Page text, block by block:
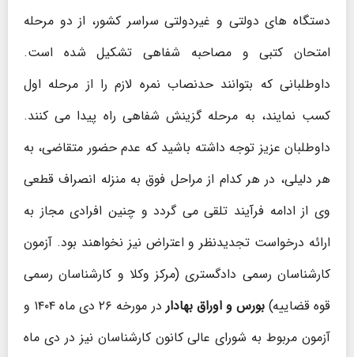
دستگاه های دولتی و غیردولتی سراسر کشور، از دو مرحله
امتحان کتبی و مصاحبه شفاهی تشکیل شده است.
داوطلبانی که بتوانند حدنصاب نمره لازم را از مرحله اول
کسب نمایند، به مرحله گزینش شفاهی راه پیدا می کنند.
داوطلبان عزیز توجه داشته باشید که عدم حضور متقاضی، به
هر دلیلی، در هر کدام از مراحل فوق به منزله انصراف قطعی
وی از ادامه فرآیند تلقی می گردد و چنین افرادی مجاز به
ارائه درخواست تجدیدنظر و اعتراض نیز نخواهند بود. آزمون
کارشناسان رسمی دادگستری (مرکز وکلا و کارشناسان رسمی
قوه قضاییه)بورس و اوراق بهادار
در مورخه ۲۶ دی ماه ۱۴۰۴ و
آزمون مربوط به شورای عالی کانون کارشناسان نیز در دی ماه